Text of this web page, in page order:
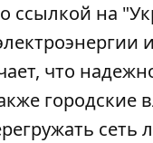
на
что
городские